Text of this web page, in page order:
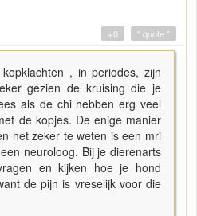
" quote "
+0
, in periodes, zijn
gezien de kruising die je
als de chi hebben erg veel
de kopjes. De enige manier
het zeker te weten is een mri
neuroloog. Bij je dierenarts
en kijken hoe je hond
de pijn is vreselijk voor die